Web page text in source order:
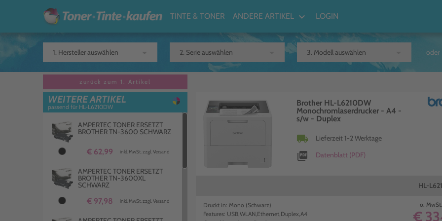
TINTE & TONER ANDERE ARTIKEL keyboard_arrow_down LOGIN
oder
zurück zum 1. Artikel
WEITERE ARTIKEL
passend für HL-L6210DW
AMPERTEC TONER ERSETZT
BROTHER TN-3600 SCHWARZ
€ 62,99 inkl. MwSt. zzgl. Versand
AMPERTEC TONER ERSETZT
BROTHER TN-3600XL
SCHWARZ
€ 97,98 inkl. MwSt. zzgl. Versand
Brother HL-L6210DW
Monochromlaserdrucker - A4 -
s/w - Duplex
local_shipping Lieferzeit 1-2 Werktage
picture_as_pdf Datenblatt (PDF)
HL-
Druckt in: Mono (Schwarz)
Features: USB,WLAN,Ethernet,Duplex,A4
o.
€